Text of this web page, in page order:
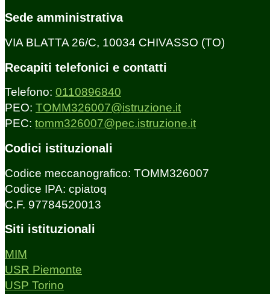
Sede amministrativa
VIA BLATTA 26/C, 10034 CHIVASSO (TO)
Recapiti telefonici e contatti
Telefono: 0110896840
PEO: TOMM326007@istruzione.it
PEC: tomm326007@pec.istruzione.it
Codici istituzionali
Codice meccanografico: TOMM326007
Codice IPA: cpiatoq
C.F. 97784520013
Siti istituzionali
MIM
USR Piemonte
USP Torino